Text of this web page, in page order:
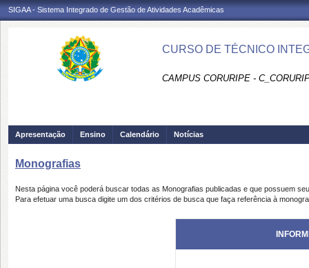
SIGAA - Sistema Integrado de Gestão de Atividades Acadêmicas
CURSO DE TÉCNICO
CAMPUS CORURIPE -
Apresentação Ensino Calendário Notícias
Monografias
Nesta página você poderá buscar todas as Monografias publicadas e que possuem
Para efetuar uma busca digite um dos critérios de busca que faça referência à